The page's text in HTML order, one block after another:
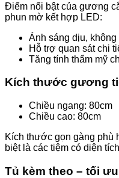
Điểm nổi bật của gương
phun mờ kết hợp LED:
Ánh sáng dịu, không
Hỗ trợ quan sát chi
Tăng tính thẩm mỹ
Kích thước gương
Chiều ngang: 80cm
Chiều cao: 80cm
Kích thước gọn gàng phù
biệt là các tiệm có diện
Tủ kèm theo – tối